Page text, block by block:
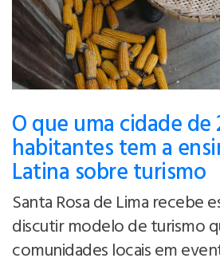
O que uma cidade de
habitantes tem a
Latina sobre turismo
Santa Rosa de Lima recebe
discutir modelo de turismo
comunidades locais em